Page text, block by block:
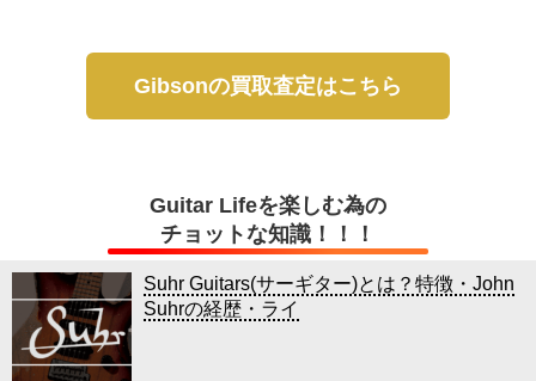
Gibsonの買取査定はこちら
Guitar Lifeを楽しむ為の
チョットな知識！！！
Suhr Guitars(サーギター)とは？特徴・John
Suhrの経歴・ライ